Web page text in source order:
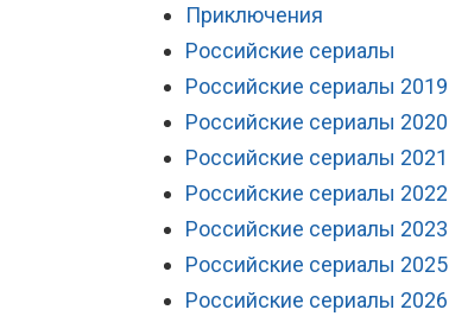
Приключения
Российские сериалы
Российские сериалы 2019
Российские сериалы 2020
Российские сериалы 2021
Российские сериалы 2022
Российские сериалы 2023
Российские сериалы 2025
Российские сериалы 2026